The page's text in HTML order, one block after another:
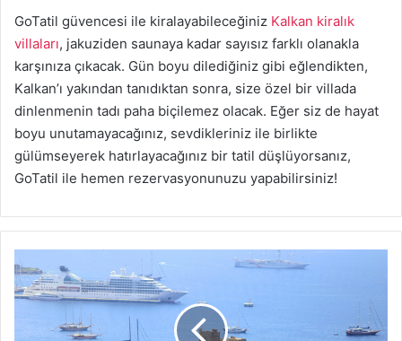
GoTatil güvencesi ile kiralayabileceğiniz Kalkan kiralık
villaları, jakuziden saunaya kadar sayısız farklı olanakla
karşınıza çıkacak. Gün boyu dilediğiniz gibi eğlendikten,
Kalkan’ı yakından tanıdıktan sonra, size özel bir villada
dinlenmenin tadı paha biçilemez olacak. Eğer siz de hayat
boyu unutamayacağınız, sevdikleriniz ile birlikte
gülümseyerek hatırlayacağınız bir tatil düşlüyorsanız,
GoTatil ile hemen rezervasyonunuzu yapabilirsiniz!